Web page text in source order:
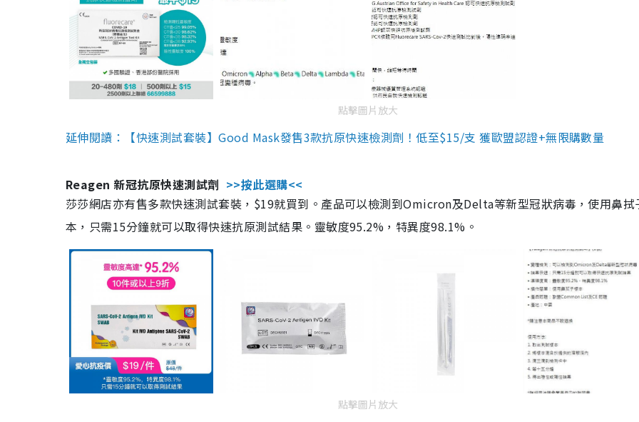
點擊圖片放大
延伸閱讀：【快速測試套裝】Good Mask發售3款抗原快速檢測劑！低至$15/支 獲歐盟認證+無限購數量
Reagen 新冠抗原快速測試劑 >>按此選購<<
莎莎網店亦有售多款快速測試套裝，$19就買到。產品可以檢測到Omicron及Delta等新型冠狀病毒，使用鼻拭
本，只需15分鐘就可以取得快速抗原測試結果。靈敏度95.2%，特異度98.1%。
點擊圖片放大